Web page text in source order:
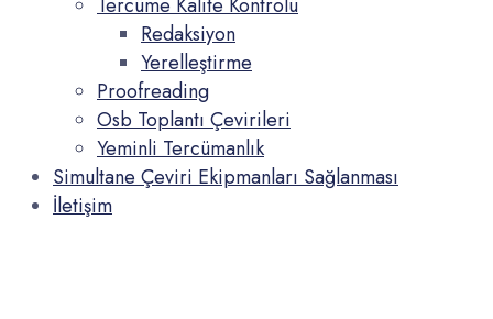
Redaksiyon
Yerelleştirme
Proofreading
Osb Toplantı Çevirileri
Yeminli Tercümanlık
Simultane Çeviri Ekipmanları Sağlanması
İletişim